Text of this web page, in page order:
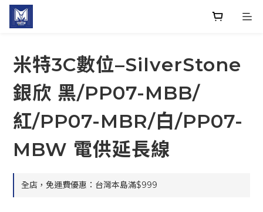
米特3C數位–SilverStone
銀欣 黑/PP07-MBB/
紅/PP07-MBR/白/PP07-
MBW 電供延長線
全店，免運費優惠：台灣本島滿$999